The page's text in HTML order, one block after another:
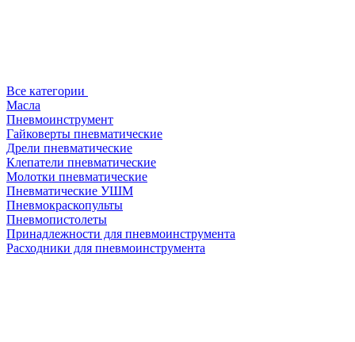
Все категории
Масла
Пневмоинструмент
Гайковерты пневматические
Дрели пневматические
Клепатели пневматические
Молотки пневматические
Пневматические УШМ
Пневмокраскопульты
Пневмопистолеты
Принадлежности для пневмоинструмента
Расходники для пневмоинструмента